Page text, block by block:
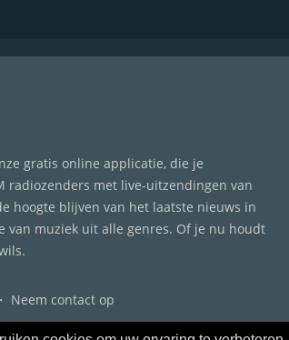
gratis online applicatie, die je
radiozenders met live-uitzendingen van
hoogte blijven van het laatste nieuws in
van muziek uit alle genres. Of je nu houdt
・ Neem contact op